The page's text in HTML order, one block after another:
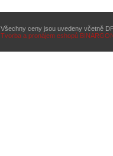
Všechny ceny jsou uvedeny včetně
Tvorba a pronájem eshopů